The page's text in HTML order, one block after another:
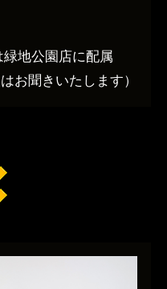
地公園店に配属
お聞きいたします）